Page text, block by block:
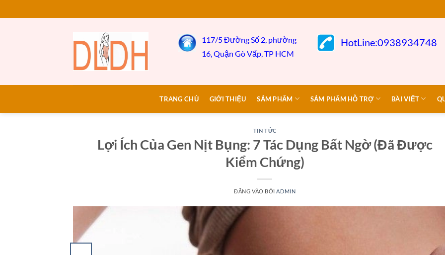
qua
117/5 Đường Số 2, phường
16, Quận GòVấp,TP HCM
HotLine:0938934748
TRANG CHỦ GIỚI THIỆU SẢM PHẨM SẢM PHẨM HỖ TRỢ BÀI VIẾT
TIN TỨC
Lợi Ích Của Gen Nịt Bụng: 7 Tác Dụng Bất Ngờ (Đã Được
Kiểm Chứng)
ĐĂNG VÀO BỞIADMIN